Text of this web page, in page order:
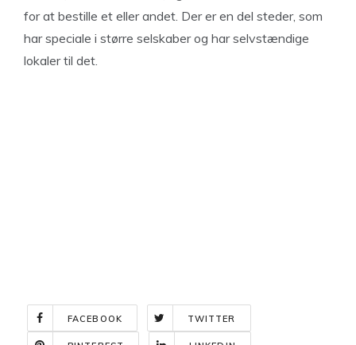
for at bestille et eller andet. Der er en del steder, som
har speciale i større selskaber og har selvstændige
lokaler til det.
FACEBOOK TWITTER